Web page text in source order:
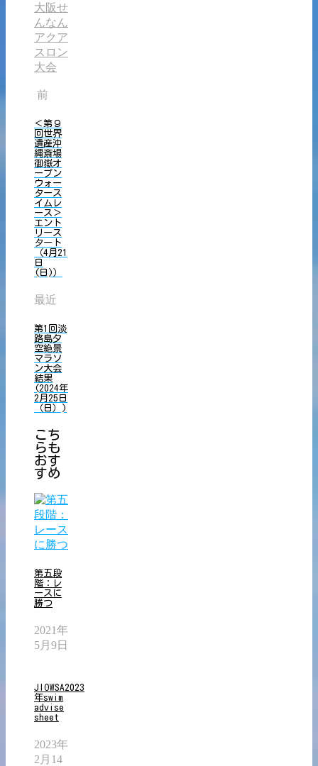
大阪せ
んなん
アクア
スロン
大会
前
＜第９
回世界
遺産沖
縄斎場
御嶽オ
ープン
ウォー
タース
イムレ
ース＞
エント
リース
タート
（4月21
日
(日)）
最近
第1回淡
路島夕
空絶景
マラソ
ン大会
結果
(2024年
2月25日
（日）)
こち
らも
おす
すめ
第五段
階：レ
ースに
勝つ
2021年
5月9日
JIOWSA2023
年swim
advise
sheet
2023年
2月14